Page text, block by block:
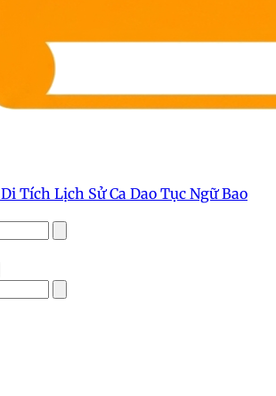
Di Tích Lịch SửCa Dao Tục NgữBao